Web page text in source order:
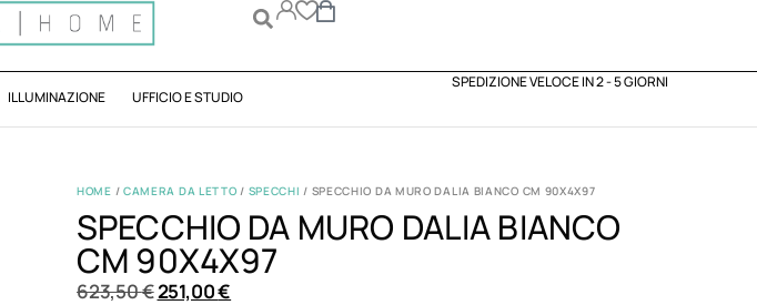
ILLUMINAZIONE UFFICIO E STUDIO
SPEDIZIONE VELOCE IN 2 - 5 GIORNI
HOME / CAMERA DA LETTO / SPECCHI / SPECCHIO DA MURO DALIA BIANCO CM 90X4X97
SPECCHIO DA MURO DALIA BIANCO
CM 90X4X97
623,50€251,00€